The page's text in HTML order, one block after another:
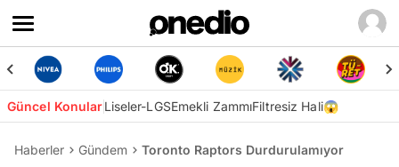
Güncel KonularLiseler-LGSEmekli ZammıFiltresiz Hali😱
Haberler Gündem Toronto Raptors Durdurulamıyor